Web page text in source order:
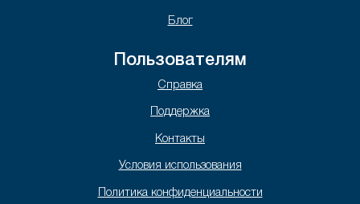
Блог
Пользователям
Справка
Поддержка
Контакты
Условия использования
Политика конфиденциальности